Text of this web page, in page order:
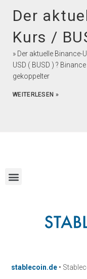
Der
Kurs /
» Der aktuelle Binance-
USD ( BUSD ) ?
gekoppelter
WEITERLESEN »
stablecoin.de•